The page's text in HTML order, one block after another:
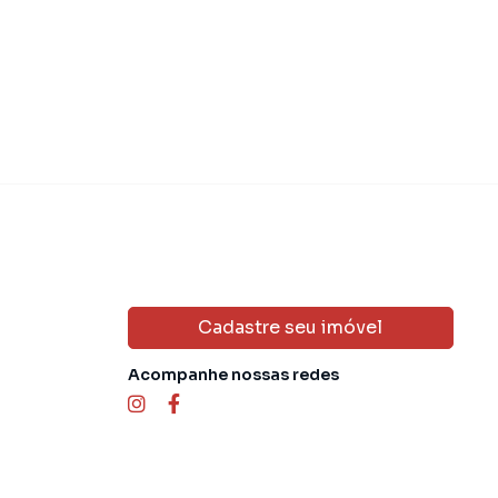
Cadastre seu imóvel
Acompanhe nossas redes